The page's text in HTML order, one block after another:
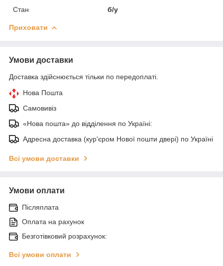
Стан
б/у
Приховати
Умови доставки
Доставка здійснюється тільки по передоплаті.
Нова Пошта
Самовивіз
«Нова пошта» до відділення по Україні:
Адресна доставка (кур'єром Нової пошти двері) по Україні
Всі умови доставки
Умови оплати
Післяплата
Оплата на рахунок
Безготівковий розрахунок:
Всі умови оплати